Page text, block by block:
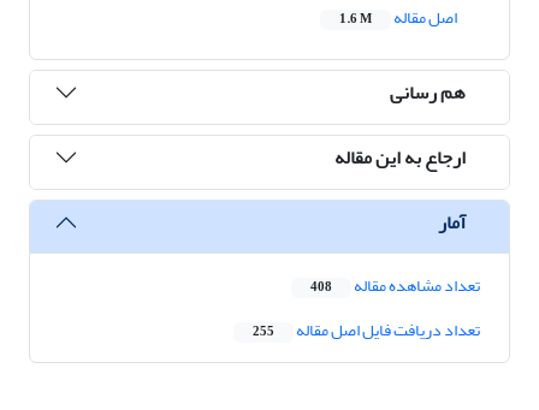
اصل مقاله
1.6 M
هم رسانی
ارجاع به این مقاله
آمار
تعداد مشاهده مقاله 408
تعداد دریافت فایل اصل مقاله 255